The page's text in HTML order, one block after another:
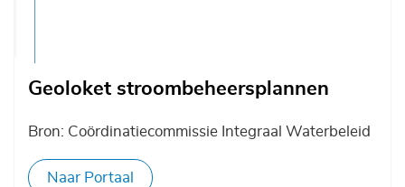
Geoloket stroombeheersplannen
Bron: Coördinatiecommissie Integraal Waterbeleid
Naar Portaal